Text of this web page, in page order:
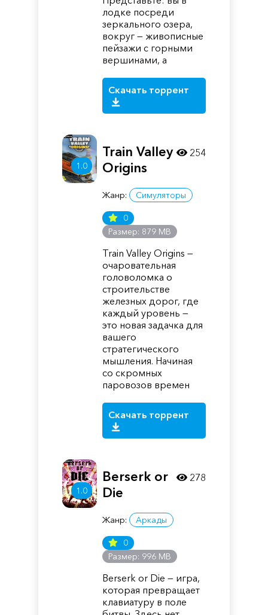
лодке посреди
зеркального озера,
вокруг — живописные
пейзажи с горными
вершинами, а
Скачать торрент
1.0
Train Valley
Origins
Жанр: Симуляторы
0
Размер: 879 MB
Train Valley Origins —
очаровательная
головоломка о
строительстве
железных дорог, где
каждый уровень —
это новая задачка для
вашего
стратегического
мышления. Начиная
со скромных
паровозов времен
Скачать торрент
254
1.0
Berserk or
Die
Жанр: Аркады
0
Размер: 996 MB
Berserk or Die — игра,
которая превращает
клавиатуру в поле
278